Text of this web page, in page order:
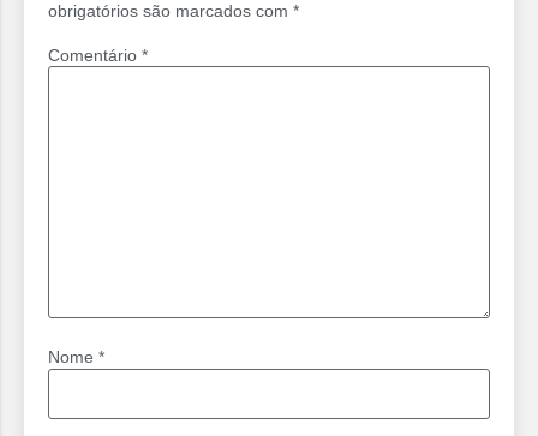
obrigatórios são marcados com *
Comentário *
Nome *